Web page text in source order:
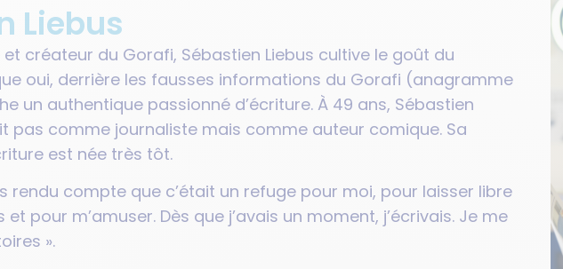
Liebus
créateur du Gorafi, Sébastien Liebus cultive le goût du
oui, derrière les fausses informations du Gorafi (anagramme
un authentique passionné d’écriture. À 49 ans, Sébastien
pas comme journaliste mais comme auteur comique. Sa
est née très tôt.
rendu compte que c’était un refuge pour moi, pour laisser libre
pour m’amuser. Dès que j’avais un moment, j’écrivais. Je me
».